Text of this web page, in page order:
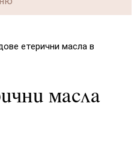
етерични масла в
масла